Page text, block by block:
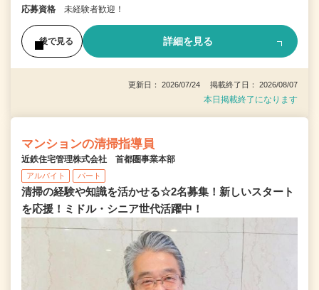
応募資格 未経験者歓迎！
後で見る 詳細を見る
更新日： 2026/07/24 掲載終了日： 2026/08/07
本日掲載終了になります
マンションの清掃指導員
近鉄住宅管理株式会社 首都圏事業本部
アルバイト パート
清掃の経験や知識を活かせる☆2名募集！新しいスタート
を応援！ミドル・シニア世代活躍中！